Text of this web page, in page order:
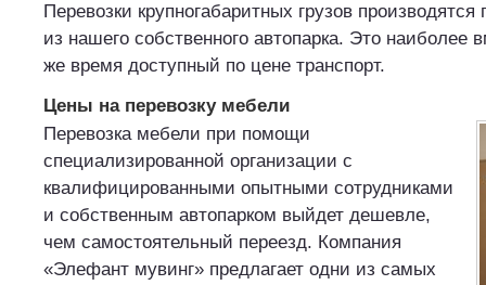
Перевозки крупногабаритных грузов
из нашего собственного автопарка. Это наиболее
же время доступный по цене транспорт.
Цены на перевозку мебели
Перевозка мебели при помощи
специализированной организации с
квалифицированными опытными сотрудниками
и собственным автопарком выйдет дешевле,
чем самостоятельный переезд. Компания
«Элефант мувинг» предлагает одни из самых